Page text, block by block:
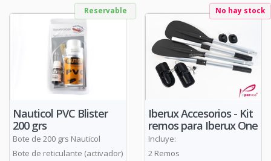
Reservable
Nauticol PVC Blister
200 grs
Bote de 200 grs Nauticol
Bote de reticulante (activador)
No hay stock
Iberux Accesorios - Kit
remos para Iberux One
Incluye:
2 Remos